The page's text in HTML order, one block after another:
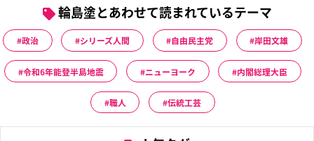
輪島塗とあわせて読まれているテーマ
政治 シリーズ人間 自由民主党 岸田文雄
令和6年能登半島地震 ニューヨーク 内閣総理大臣
職人 伝統工芸